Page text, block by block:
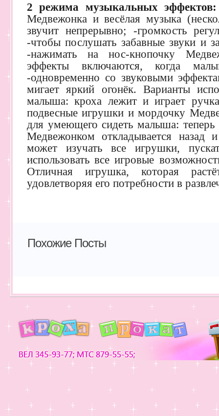
2 режима музыкальных эффектов:
Медвежонка и весёлая музыка
звучит непрерывно; -громкость
-чтобы послушать забавные звуки и
-нажимать на нос-кнопочку
эффекты включаются, когда
-одновременно со звуковыми
мигает яркий огонёк. Варианты
малыша: кроха лежит и играет
подвесные игрушки и мордочку
для умеющего сидеть малыша: теперь
Медвежонком откладывается назад
может изучать все игрушки,
использовать все игровые
Отличная игрушка, которая
удовлетворяя его потребности в
Похожие Посты